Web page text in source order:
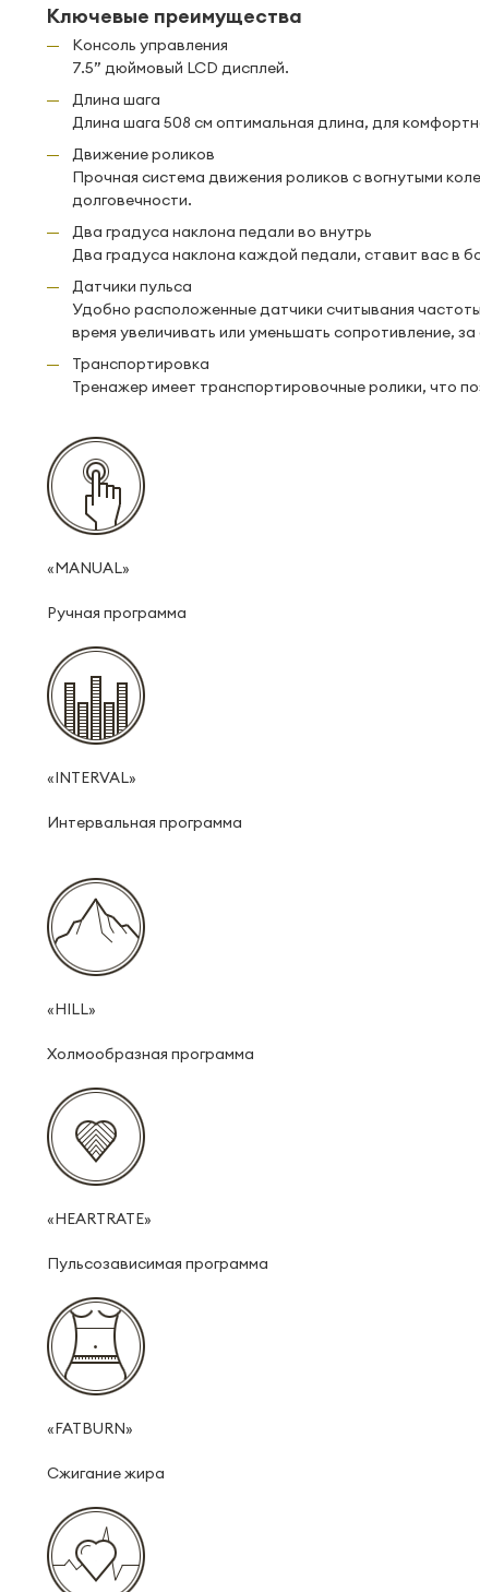
Ключевые преимущества
Консоль управления
7.5” дюймовый LCD дисплей.
Длина шага
Длина шага 508 см оптимальная длина, для
Движение роликов
Прочная система движения роликов с вогнутыми
долговечности.
Два градуса наклона педали во внутрь
Два градуса наклона каждой педали, ставит вас в
Датчики пульса
Удобно расположенные датчики считывания
время увеличивать или уменьшать сопротивление,
Транспортировка
Тренажер имеет транспортировочные ролики, что
«MANUAL»
Ручная программа
«INTERVAL»
Интервальная программа
«HILL»
Холмообразная программа
«HEARTRATE»
Пульсозависимая программа
«FATBURN»
Сжигание жира